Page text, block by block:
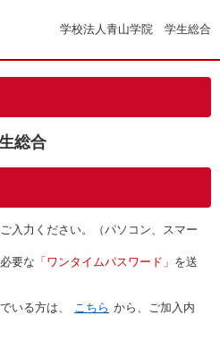
学校法人青山学院 学生総合
総合
入力ください。（パソコン、スマー
要な 「ワンタイムパスワード」 を送
いる方は、 こちら から、ご加入内